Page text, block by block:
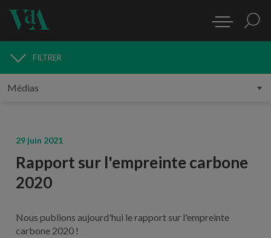
MÉDIAS
FILTRER
29 juin 2021
Rapport sur l'empreinte carbone
2020
Nous publions aujourd'hui le rapport sur l'empreinte
carbone 2020 !